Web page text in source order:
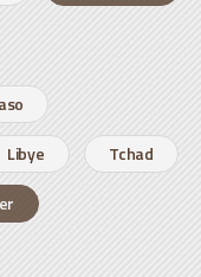
Libye
Tchad